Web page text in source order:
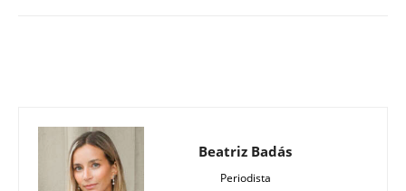
Beatriz Badás
Periodista